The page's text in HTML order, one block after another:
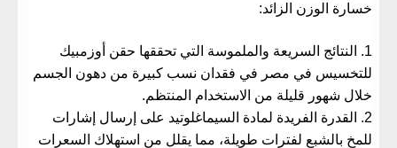
خسارة الوزن الزائد:
​النتائج السريعة والملموسة التي تحققها حقن أوزمبيك
للتخسيس في مصر في فقدان نسب كبيرة من دهون الجسم
خلال شهور قليلة من الاستخدام المنتظم.
​القدرة الفريدة لمادة السيماغلوتيد على إرسال إشارات
للمخ بالشبع لفترات طويلة، مما يقلل من استهلاك السعرات